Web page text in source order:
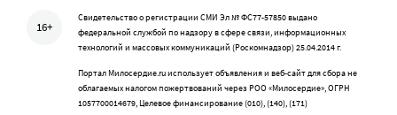
16+
Свидетельство о регистрации СМИ Эл № ФС77-57850 выдано
федеральной службой по надзору в сфере связи, информационных
технологий и массовых коммуникаций (Роскомнадзор) 25.04.2014 г.
Портал Милосердие.ru использует объявления и веб-сайт для сбора не
облагаемых налогом пожертвований через РОО «Милосердие», ОГРН
1057700014679, Целевое финансирование (010), (140), (171)